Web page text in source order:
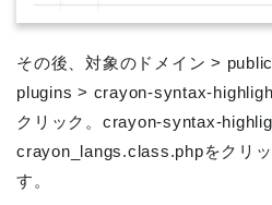
その後、対象のドメイン >
plugins > crayon-syntax-
クリック。crayon-syntax-
crayon_langs.class.phpをクリ
す。